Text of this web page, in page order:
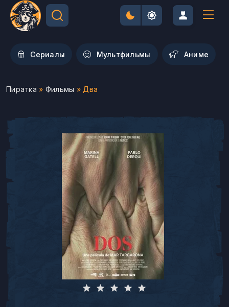
Сериалы Мультфильмы Aниме
Пиратка » Фильмы » Два